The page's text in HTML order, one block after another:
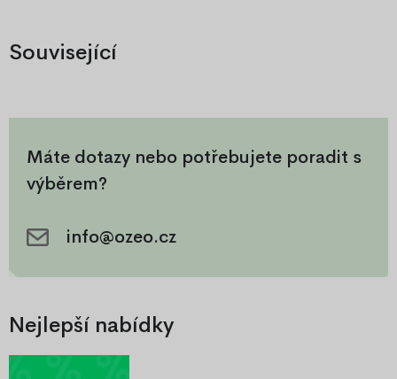
gumkou po obvodu pro
Související
Máte dotazy nebo potřebujete poradit s
výběrem?
info@ozeo.cz
Nejlepší nabídky